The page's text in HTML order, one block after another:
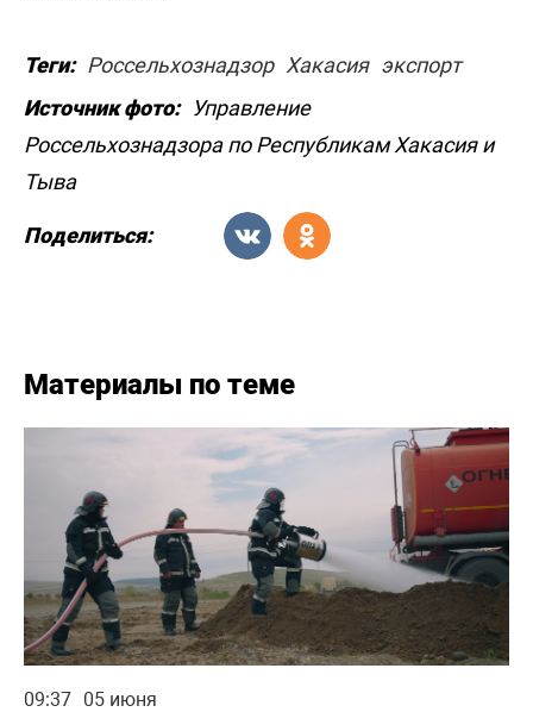
Теги: Россельхознадзор Хакасия экспорт
Источник фото:
Управление
Россельхознадзора по Республикам Хакасия и
Тыва
Поделиться:
Материалы по теме
09:37 05 июня